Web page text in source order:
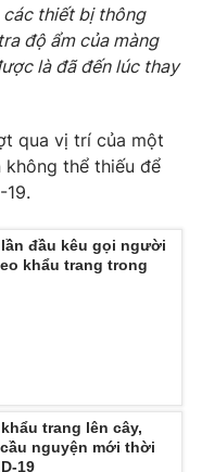
Nam
tử số 483/GP-BTTTT
Phạm Quốc Thắng,
355 932
các thiết bị thông
độ ẩm của màng
là đã đến lúc thay
qua vị trí của một
không thể thiếu để
lần đầu kêu gọi người
khẩu trang trong
trang lên cây,
nguyện mới thời
19